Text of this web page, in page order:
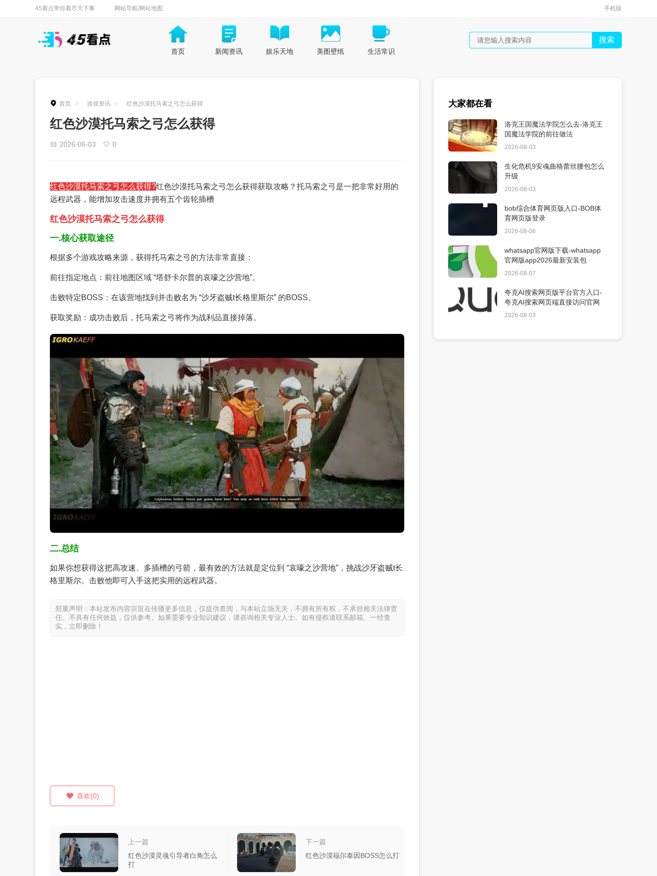
45看点带你看尽天下事 网站导航/网站地图 手机版
首页 新闻资讯 娱乐天地 美图壁纸 生活常识
搜索
首页 游戏资讯 红色沙漠托马索之弓怎么获得
红色沙漠托马索之弓怎么获得
2026-06-03 0
红色沙漠托马索之弓怎么获得?红色沙漠托马索之弓怎么获得获取攻略？托马索之弓是一把非常好用的
远程武器，能增加攻击速度并拥有五个齿轮插槽
红色沙漠托马索之弓怎么获得
一.核心获取途径
根据多个游戏攻略来源，获得托马索之弓的方法非常直接：
前往指定地点：前往地图区域 “塔舒卡尔普的哀嚎之沙营地”。
击败特定BOSS：在该营地找到并击败名为 “沙牙盗贼t长格里斯尔” 的BOSS。
获取奖励：成功击败后，托马索之弓将作为战利品直接掉落。
二.总结
如果你想获得这把高攻速、多插槽的弓箭，最有效的方法就是定位到 “哀嚎之沙营地”，挑战沙牙盗贼t长
格里斯尔。击败他即可入手这把实用的远程武器。
郑重声明：本站发布内容宗旨在传播更多信息，仅提供查阅，与本站立场无关，不拥有所有权，不承担相关法律责
任。不具有任何效益，仅供参考。如果需要专业知识建议，请咨询相关专业人士。如有侵权请联系邮箱。一经查
实，立即删除！
喜欢(0)
上一篇
红色沙漠灵魂引导者白角怎么
打
下一篇
红色沙漠福尔泰因BOSS怎么打
大家都在看
洛克王国魔法学院怎么去-洛克王
国魔法学院的前往做法
2026-08-03
生化危机9安魂曲格蕾丝腰包怎么
升级
2026-08-03
bob综合体育网页版入口-BOB体
育网页版登录
2026-08-06
whatsapp官网版下载-whatsapp
官网版app2026最新安装包
2026-08-07
夸克AI搜索网页版平台官方入口-
夸克AI搜索网页端直接访问官网
2026-08-03